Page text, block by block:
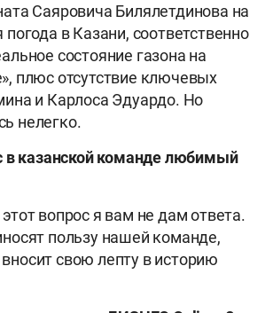
Саяровича Билялетдинова на
погода в Казани, соответственно
состояние газона на
плюс отсутствие ключевых
и Карлоса Эдуардо. Но
нелегко.
в казанской команде любимый
вопрос я вам не дам ответа.
пользу нашей команде,
свою лепту в историю